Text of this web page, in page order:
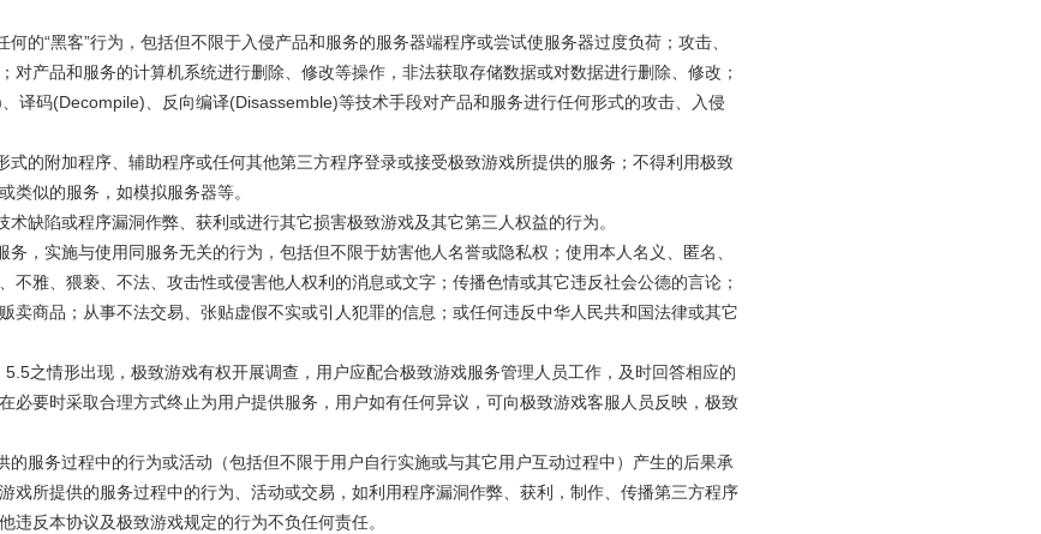
的“黑客”行为，包括但不限于入侵产品和服务的服务器端程序或尝试使服务器过度负荷；攻击、
对产品和服务的计算机系统进行删除、修改等操作，非法获取存储数据或对数据进行删除、修改；
译码(Decompile)、反向编译(Disassemble)等技术手段对产品和服务进行任何形式的攻击、入侵
式的附加程序、辅助程序或任何其他第三方程序登录或接受极致游戏所提供的服务；不得利用极致
类似的服务，如模拟服务器等。
缺陷或程序漏洞作弊、获利或进行其它损害极致游戏及其它第三人权益的行为。
，实施与使用同服务无关的行为，包括但不限于妨害他人名誉或隐私权；使用本人名义、匿名、
不雅、猥亵、不法、攻击性或侵害他人权利的消息或文字；传播色情或其它违反社会公德的言论；
卖商品；从事不法交易、张贴虚假不实或引人犯罪的信息；或任何违反中华人民共和国法律或其它
之情形出现，极致游戏有权开展调查，用户应配合极致游戏服务管理人员工作，及时回答相应的
必要时采取合理方式终止为用户提供服务，用户如有任何异议，可向极致游戏客服人员反映，极致
的服务过程中的行为或活动（包括但不限于用户自行实施或与其它用户互动过程中）产生的后果承
戏所提供的服务过程中的行为、活动或交易，如利用程序漏洞作弊、获利，制作、传播第三方程序
违反本协议及极致游戏规定的行为不负任何责任。